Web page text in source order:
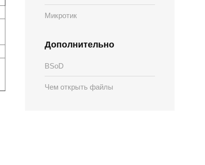
Микротик
Дополнительно
BSoD
Чем открыть файлы